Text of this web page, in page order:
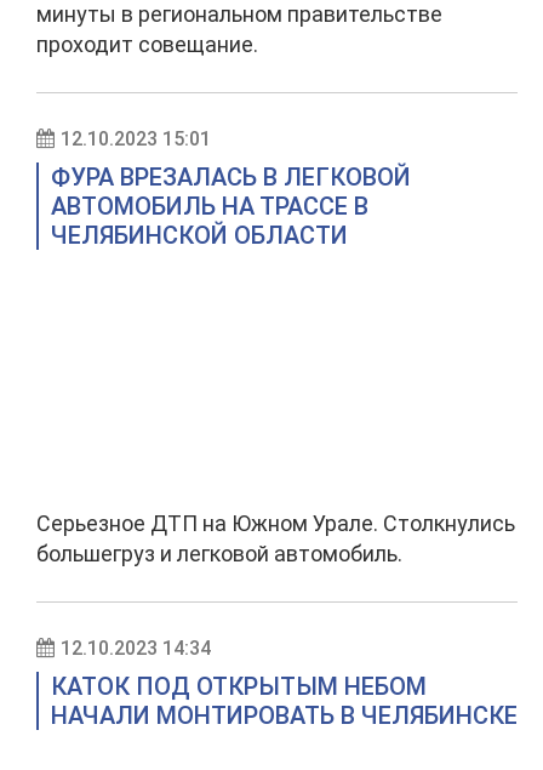
минуты в региональном правительстве
проходит совещание.
12.10.2023 15:01
ФУРА ВРЕЗАЛАСЬ В ЛЕГКОВОЙ
АВТОМОБИЛЬ НА ТРАССЕ В
ЧЕЛЯБИНСКОЙ ОБЛАСТИ
Серьезное ДТП на Южном Урале. Столкнулись
большегруз и легковой автомобиль.
12.10.2023 14:34
КАТОК ПОД ОТКРЫТЫМ НЕБОМ
НАЧАЛИ МОНТИРОВАТЬ В ЧЕЛЯБИНСКЕ